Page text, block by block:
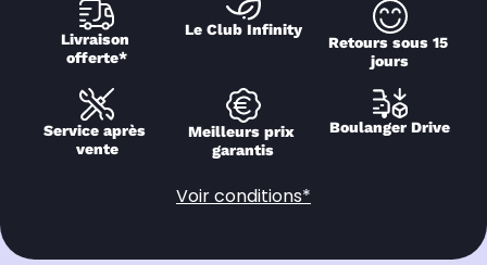
Livraison
offerte*
Le Club Infinity
Retours sous 15
jours
Service après
vente
Meilleurs prix
garantis
Boulanger Drive
Voir conditions*